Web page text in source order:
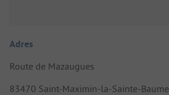
Adres
Route de Mazaugues
83470 Saint-Maximin-la-Sainte-Baume